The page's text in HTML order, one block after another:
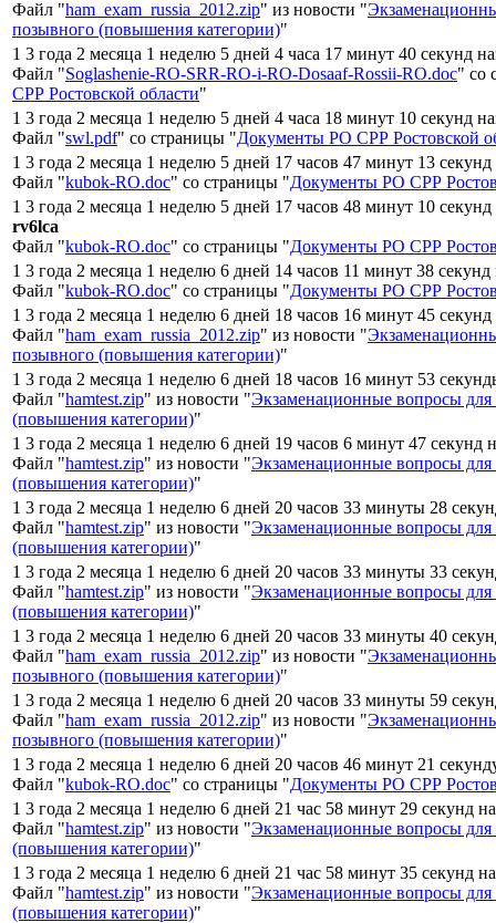
Файл "ham_exam_russia_2012.zip" из новости "
позывного (повышения категории)"
1 3 года 2 месяца 1 неделю 5 дней 4 часа 17 минут 40 секунд
Файл "Soglashenie-RO-SRR-RO-i-RO-Dosaaf-Rossii-RO.doc" со
СРР Ростовской области"
1 3 года 2 месяца 1 неделю 5 дней 4 часа 18 минут 10 секунд
Файл "swl.pdf" со страницы "Документы РО СРР Ростовской
1 3 года 2 месяца 1 неделю 5 дней 17 часов 47 минут 13 секунд
Файл "kubok-RO.doc" со страницы "Документы РО СРР
1 3 года 2 месяца 1 неделю 5 дней 17 часов 48 минут 10 секунд
rv6lca
Файл "kubok-RO.doc" со страницы "Документы РО СРР
1 3 года 2 месяца 1 неделю 6 дней 14 часов 11 минут 38 секунд
Файл "kubok-RO.doc" со страницы "Документы РО СРР
1 3 года 2 месяца 1 неделю 6 дней 18 часов 16 минут 45 секунд
Файл "ham_exam_russia_2012.zip" из новости "
позывного (повышения категории)"
1 3 года 2 месяца 1 неделю 6 дней 18 часов 16 минут 53
Файл "hamtest.zip" из новости "Экзаменационные вопросы
(повышения категории)"
1 3 года 2 месяца 1 неделю 6 дней 19 часов 6 минут 47 секунд
Файл "hamtest.zip" из новости "Экзаменационные вопросы
(повышения категории)"
1 3 года 2 месяца 1 неделю 6 дней 20 часов 33 минуты 28
Файл "hamtest.zip" из новости "Экзаменационные вопросы
(повышения категории)"
1 3 года 2 месяца 1 неделю 6 дней 20 часов 33 минуты 33
Файл "hamtest.zip" из новости "Экзаменационные вопросы
(повышения категории)"
1 3 года 2 месяца 1 неделю 6 дней 20 часов 33 минуты 40
Файл "ham_exam_russia_2012.zip" из новости "
позывного (повышения категории)"
1 3 года 2 месяца 1 неделю 6 дней 20 часов 33 минуты 59
Файл "ham_exam_russia_2012.zip" из новости "
позывного (повышения категории)"
1 3 года 2 месяца 1 неделю 6 дней 20 часов 46 минут 21
Файл "kubok-RO.doc" со страницы "Документы РО СРР
1 3 года 2 месяца 1 неделю 6 дней 21 час 58 минут 29 секунд
Файл "hamtest.zip" из новости "Экзаменационные вопросы
(повышения категории)"
1 3 года 2 месяца 1 неделю 6 дней 21 час 58 минут 35 секунд
Файл "hamtest.zip" из новости "Экзаменационные вопросы
(повышения категории)"